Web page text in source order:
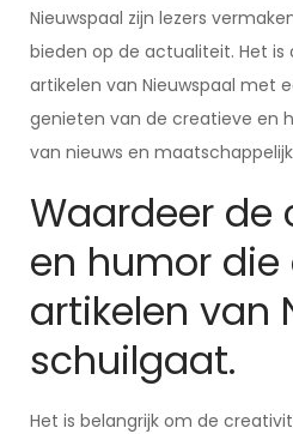
Nieuwspaal zijn lezers
bieden op de actualiteit. Het is
artikelen van Nieuwspaal met
genieten van de creatieve en
van nieuws en
Waardeer de
en humor
artikelen van
schuilgaat.
Het is belangrijk om de